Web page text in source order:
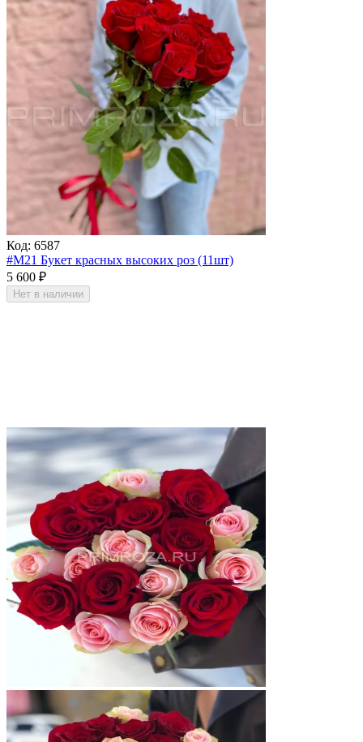
Код: 6587
#M21 Букет красных высоких роз (11шт)
5 600 ₽
Нет в наличии